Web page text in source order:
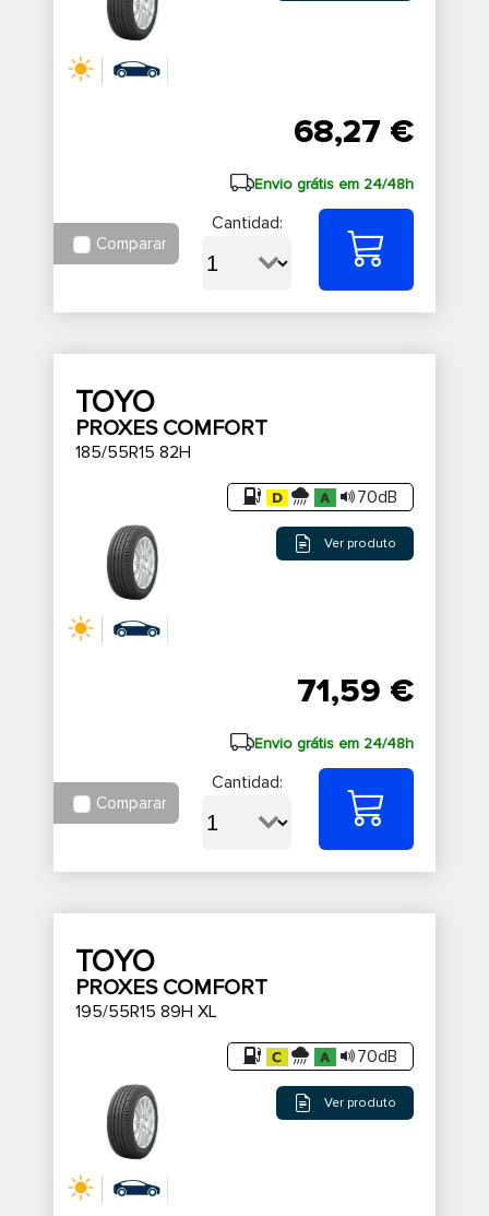
68,27 €
Envio grátis em 24/48h
Comparar
Cantidad:
TOYO
PROXES COMFORT
185/55R15 82H
70dB
Ver produto
71,59 €
Envio grátis em 24/48h
Comparar
Cantidad:
TOYO
PROXES COMFORT
195/55R15 89H XL
70dB
Ver produto